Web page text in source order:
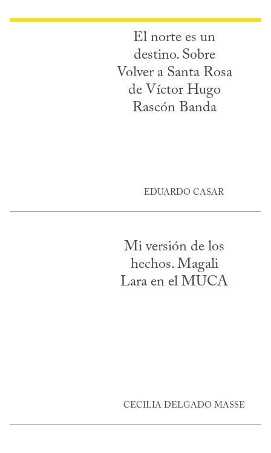
El norte es un
destino. Sobre
Volver a Santa Rosa
de Víctor Hugo
Rascón Banda
EDUARDO CASAR
Mi versión de los
hechos. Magali
Lara en el MUCA
CECILIA DELGADO MASSE